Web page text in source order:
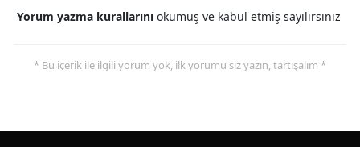
Yorum yazma kurallarını okumuş ve kabul etmiş sayılırsınız
* Bu içerik ile ilgili yorum yok, ilk yorumu siz yazın, tartışalım *